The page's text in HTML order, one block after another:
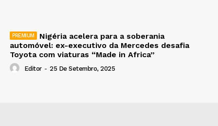
Nigéria acelera para a soberania
automóvel: ex-executivo da Mercedes desafia
Toyota com viaturas “Made in Africa”
Editor - 25 De Setembro, 2025